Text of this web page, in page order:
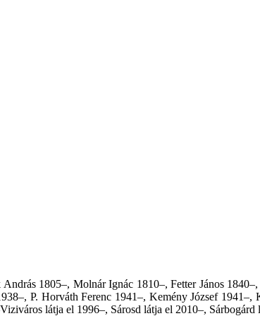
1805–, Molnár Ignác 1810–, Fetter János
P. Horváth Ferenc 1941–, Kemény József
látja el 1996–, Sárosd látja el 2010–, Sárbogárd